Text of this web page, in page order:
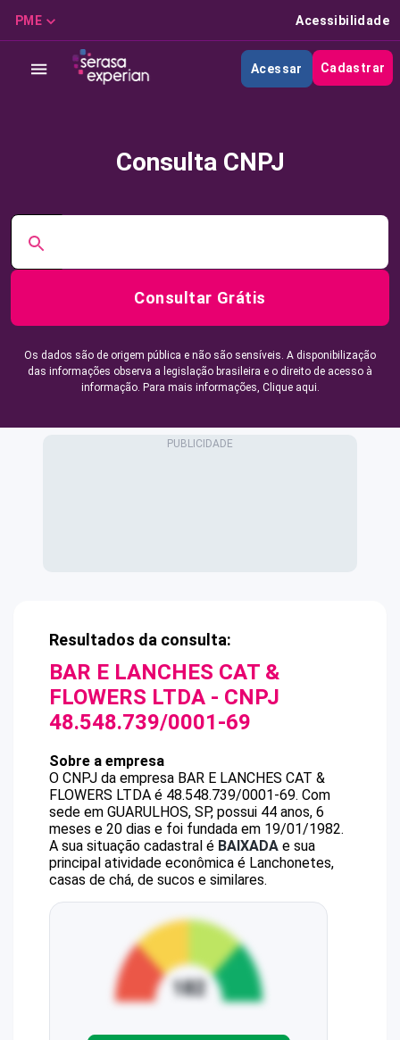
PME Acessibilidade
Acessar Cadastrar
Consulta CNPJ
Consultar Grátis
Os dados são de origem pública e não são sensíveis. A disponibilização
das informações observa a legislação brasileira e o direito de acesso à
informação. Para mais informações, Clique aqui.
Resultados da consulta:
BAR E LANCHES CAT &
FLOWERS LTDA - CNPJ
48.548.739/0001-69
Sobre a empresa
O CNPJ da empresa BAR E LANCHES CAT &
FLOWERS LTDA é 48.548.739/0001-69. Com
sede em GUARULHOS, SP, possui 44 anos, 6
meses e 20 dias e foi fundada em 19/01/1982.
A sua situação cadastral é BAIXADA e sua
principal atividade econômica é Lanchonetes,
casas de chá, de sucos e similares.